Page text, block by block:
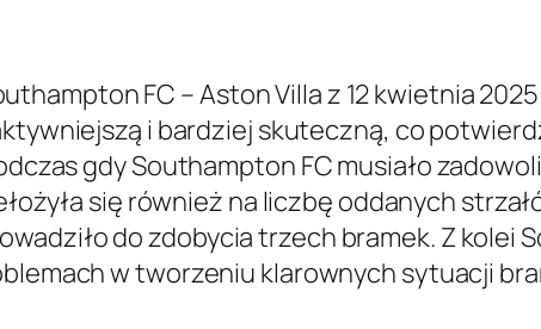
FC – Aston Villa z 12 kwietnia
i bardziej skuteczną, co
gdy Southampton FC musiało
się również na liczbę oddanych
do zdobycia trzech bramek. Z kolei
w tworzeniu klarownych sytuacji